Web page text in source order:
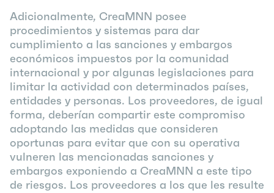
Adicionalmente, CreaMNN posee
procedimientos y sistemas para dar
cumplimiento a las sanciones y embargos
económicos impuestos por la comunidad
internacional y por algunas legislaciones para
limitar la actividad con determinados países,
entidades y personas. Los proveedores, de igual
forma, deberían compartir este compromiso
adoptando las medidas que consideren
oportunas para evitar que con su operativa
vulneren las mencionadas sanciones y
embargos exponiendo a CreaMNN a este tipo
de riesgos. Los proveedores a los que les resulte